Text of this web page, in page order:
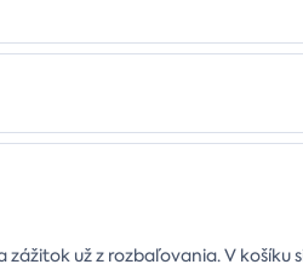
už z rozbaľovania. V košíku